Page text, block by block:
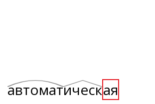
автоматическая